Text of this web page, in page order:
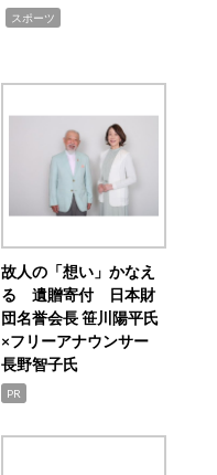
スポーツ
故人の「想い」かなえ
る 遺贈寄付 日本財
団名誉会長 笹川陽平氏
×フリーアナウンサー
長野智子氏
PR